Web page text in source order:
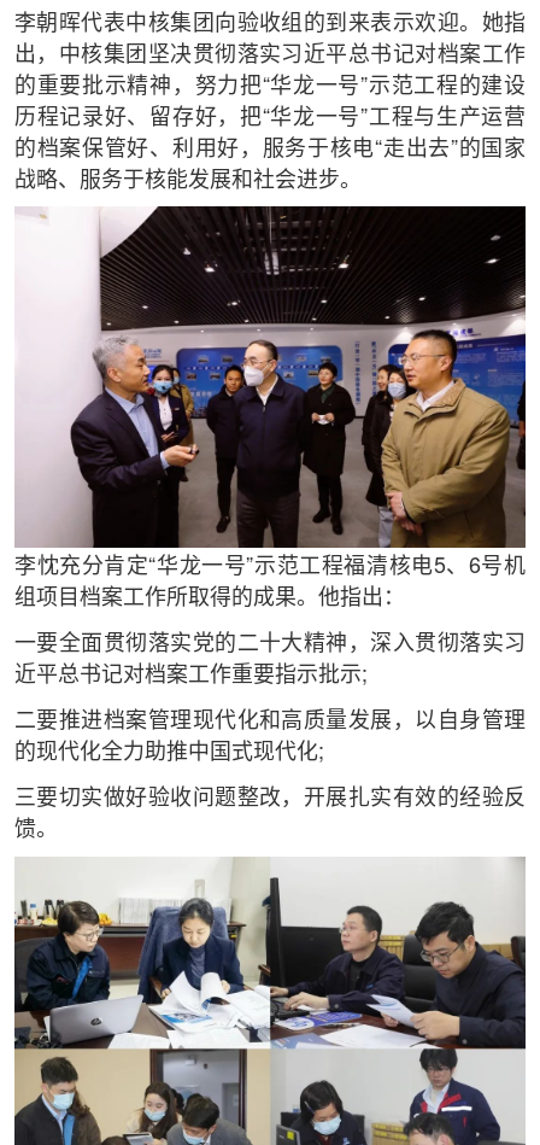
李朝晖代表中核集团向验收组的到来表示欢迎。她指
出，中核集团坚决贯彻落实习近平总书记对档案工作
的重要批示精神，努力把“华龙一号”示范工程的建设
历程记录好、留存好，把“华龙一号”工程与生产运营
的档案保管好、利用好，服务于核电“走出去”的国家
战略、服务于核能发展和社会进步。
李忱充分肯定“华龙一号”示范工程福清核电5、6号机
组项目档案工作所取得的成果。他指出：
一要全面贯彻落实党的二十大精神，深入贯彻落实习
近平总书记对档案工作重要指示批示;
二要推进档案管理现代化和高质量发展，以自身管理
的现代化全力助推中国式现代化;
三要切实做好验收问题整改，开展扎实有效的经验反
馈。